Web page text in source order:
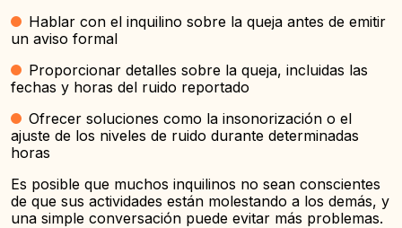
Hablar con el inquilino sobre la queja antes de emitir
un aviso formal
Proporcionar detalles sobre la queja, incluidas las
fechas y horas del ruido reportado
Ofrecer soluciones como la insonorización o el
ajuste de los niveles de ruido durante determinadas
horas
Es posible que muchos inquilinos no sean conscientes
de que sus actividades están molestando a los demás, y
una simple conversación puede evitar más problemas.